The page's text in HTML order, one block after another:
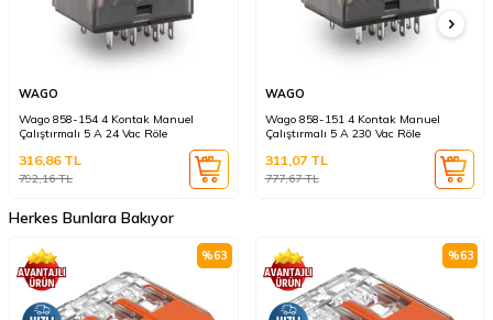
WAGO
Wago 858-154 4 Kontak Manuel
Çalıştırmalı 5 A 24 Vac Röle
792,16TL
316,86TL
WAGO
Wago 858-151 4 Kontak Manuel
Çalıştırmalı 5 A 230 Vac Röle
777,67TL
311,07TL
Herkes Bunlara Bakıyor
%63 %63